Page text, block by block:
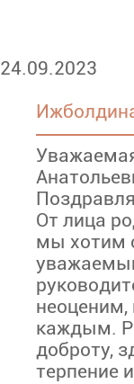
24.09.2023
От лица
мы хотим
каждым.
доброту,
терпение